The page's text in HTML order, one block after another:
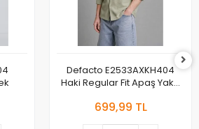
Defacto E2533AXKH404
Haki Regular Fit Apaş Yaka
699,99 TL